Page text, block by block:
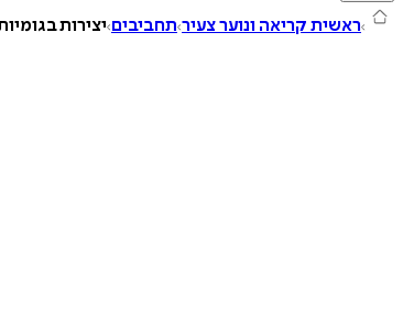
ראשית קריאה ונוער צעיר תחביבים יצירות